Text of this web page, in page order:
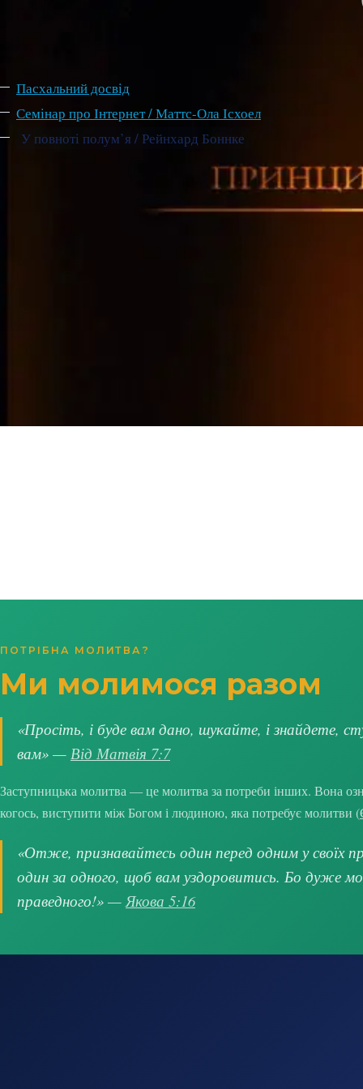
Пасхальний досвід
Семінар про Інтернет / Маттс-Ола Ісхоел
У повноті полум’я / Рейнхард Боннке
ПОТРІБНА МОЛИТВА?
Ми молимося разом
«Просіть, і буде вам дано, шукайте, і знайдете,
вам» — Від Матвія 7:7
Заступницька молитва — це молитва за потреби інших. Вона
когось, виступити між Богом і людиною, яка потребує молитви (
«Отже, признавайтесь один перед одним у своїх
один за одного, щоб вам уздоровитись. Бо дуже
праведного!» — Якова 5:16